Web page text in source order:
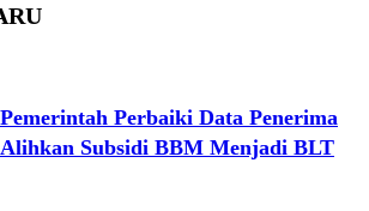
Perbaiki Data Penerima
Subsidi BBM Menjadi BLT